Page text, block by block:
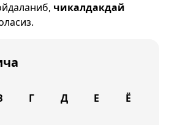
чикалдакдай
Г Д Е Ё